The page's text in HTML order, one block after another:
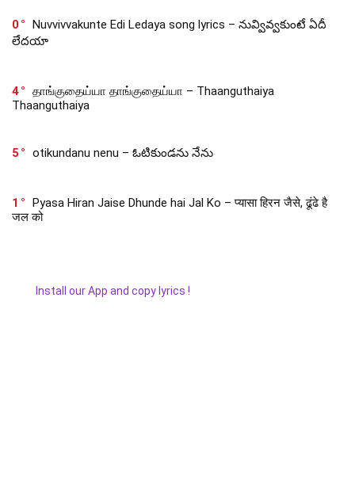
0
Nuvvivvakunte Edi Ledaya song lyrics – నువ్వివ్వకుంటే ఏదీ
లేదయా
4
தாங்குதைய்யா தாங்குதைய்யா – Thaanguthaiya
Thaanguthaiya
5 otikundanu nenu – ఓటికుండను నేను
1
Pyasa Hiran Jaise Dhunde hai Jal Ko – प्यासा हिरन जैसे, ढूंढे है
जल को
Install our App and copy lyrics !